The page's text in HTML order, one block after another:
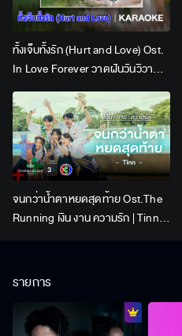
ทั้งเจ็บทั้งรัก (Hurt and Love) Ost.
In Love Forever วาดฝันวันวิวาห์ |
Lingling Kwong x Orm
Kornnaphat | Official Karaoke
จนกว่าน้ำตาหยดสุดท้าย Ost.The
Running เงิน งาน ความรัก | Tinn |
รายการ